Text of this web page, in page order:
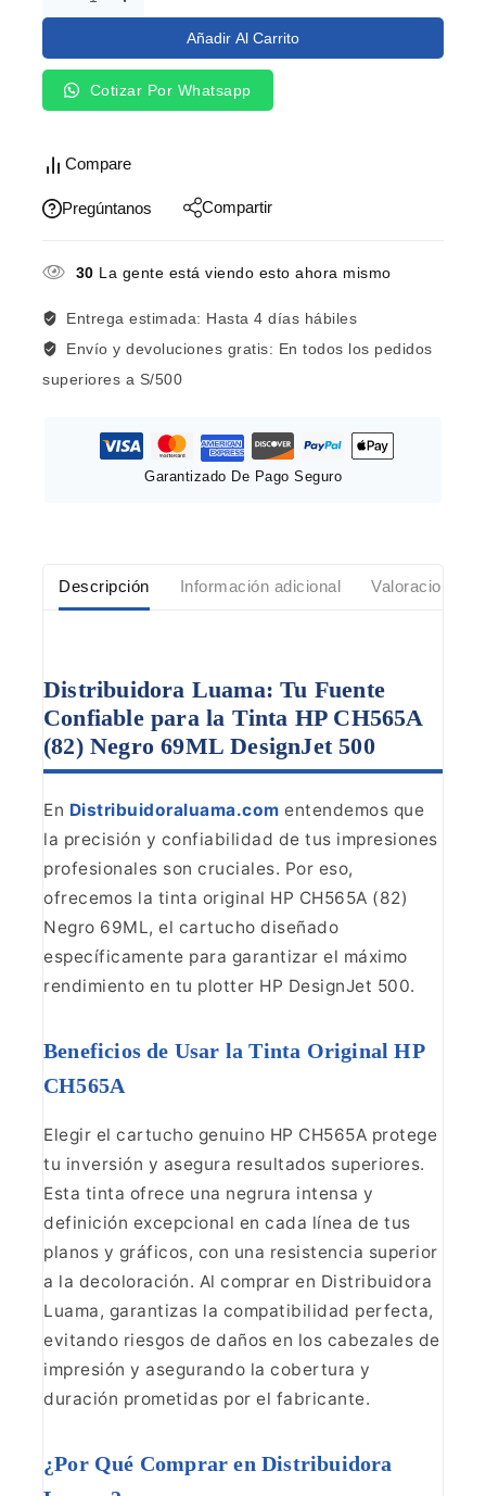
Añadir Al Carrito
Cotizar Por Whatsapp
Compare
Pregúntanos Compartir
29 La gente está viendo esto ahora mismo
Entrega estimada: Hasta 4 días hábiles
Envío y devoluciones gratis: En todos los pedidos
superiores a S/500
Garantizado De Pago Seguro
Descripción Información adicional Valoraciones
Distribuidora Luama: Tu Fuente
Confiable para la Tinta HP CH565A
(82) Negro 69ML DesignJet 500
En Distribuidoraluama.com entendemos que
la precisión y confiabilidad de tus impresiones
profesionales son cruciales. Por eso,
ofrecemos la tinta original HP CH565A (82)
Negro 69ML, el cartucho diseñado
específicamente para garantizar el máximo
rendimiento en tu plotter HP DesignJet 500.
Beneficios de Usar la Tinta Original HP
CH565A
Elegir el cartucho genuino HP CH565A protege
tu inversión y asegura resultados superiores.
Esta tinta ofrece una negrura intensa y
definición excepcional en cada línea de tus
planos y gráficos, con una resistencia superior
a la decoloración. Al comprar en Distribuidora
Luama, garantizas la compatibilidad perfecta,
evitando riesgos de daños en los cabezales de
impresión y asegurando la cobertura y
duración prometidas por el fabricante.
¿PorQué Comprar en Distribuidora